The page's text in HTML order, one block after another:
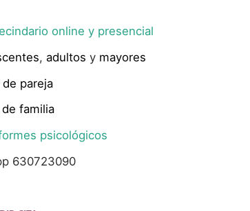
online y presencial
, adultos y mayores
de pareja
familia
psicológicos
630723090